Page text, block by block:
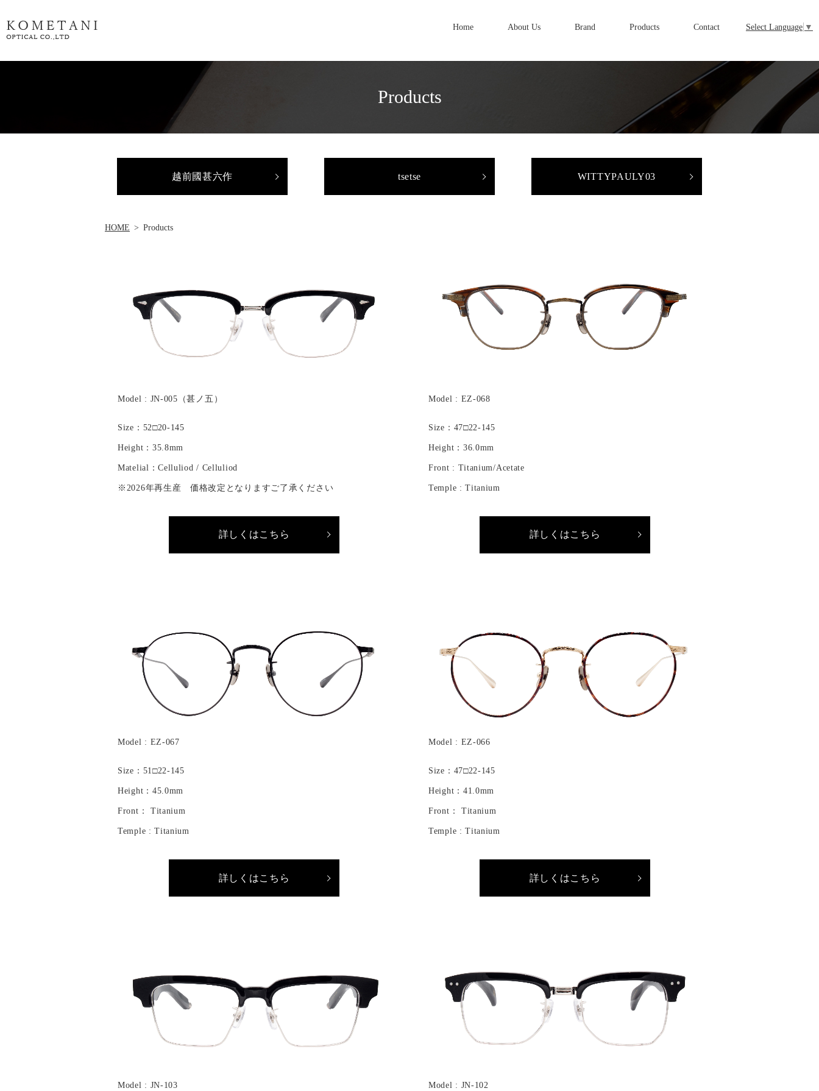
Select Language ▼
Home About Us Brand Products Contact
Products
越前國甚六作 tsetse WITTYPAULY03
HOME Products
Model : JN-005（甚ノ五）
Size：52□20-145
Height：35.8mm
Matelial：Celluliod / Celluliod
※2026年再生産 価格改定となりますご了承ください
詳しくはこちら
Model : EZ-068
Size：47□22-145
Height：36.0mm
Front : Titanium/Acetate
Temple : Titanium
詳しくはこちら
Model : EZ-067
Size：51□22-145
Height：45.0mm
Front： Titanium
Temple : Titanium
詳しくはこちら
Model : EZ-066
Size：47□22-145
Height：41.0mm
Front： Titanium
Temple : Titanium
詳しくはこちら
Model : JN-103 Model : JN-102